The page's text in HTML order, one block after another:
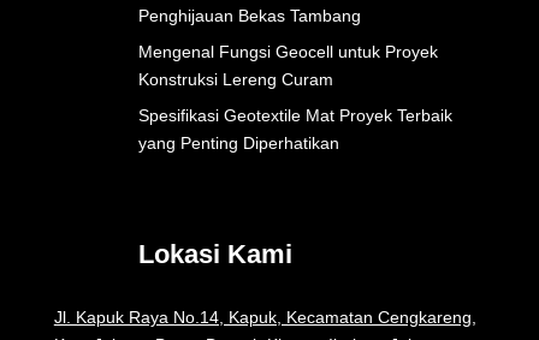
Penghijauan Bekas Tambang
Mengenal Fungsi Geocell untuk Proyek
Konstruksi Lereng Curam
Spesifikasi Geotextile Mat Proyek Terbaik
yang Penting Diperhatikan
Lokasi Kami
Jl. Kapuk Raya No.14, Kapuk, Kecamatan Cengkareng,